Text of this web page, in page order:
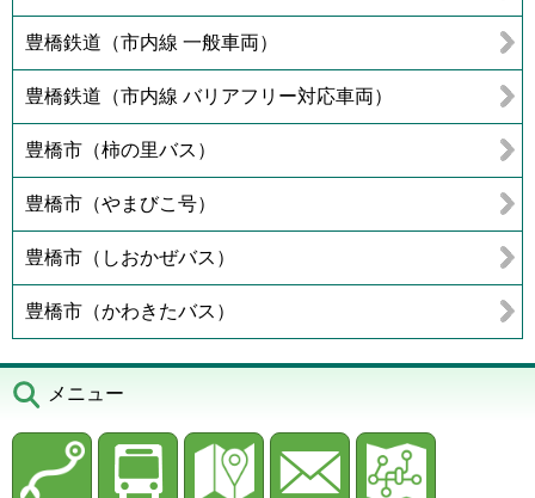
豊橋鉄道（市内線 一般車両）
豊橋鉄道（市内線 バリアフリー対応車両）
豊橋市（柿の里バス）
豊橋市（やまびこ号）
豊橋市（しおかぜバス）
豊橋市（かわきたバス）
メニュー